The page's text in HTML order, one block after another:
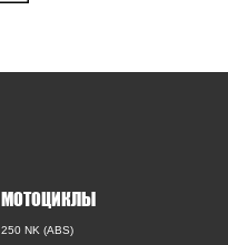
МОТОЦИКЛЫ
250 NK (ABS)